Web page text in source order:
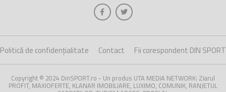
Politică de confidențialitate Contact Fii corespondent DIN SPORT
Copyright © 2024 DinSPORT.ro - Un produs UTA MEDIA NETWORK: Ziarul
PROFIT, MAXIOFERTE, KLANAR IMOBILIARE, LUXIMO, COMUNIK, RANJETUL